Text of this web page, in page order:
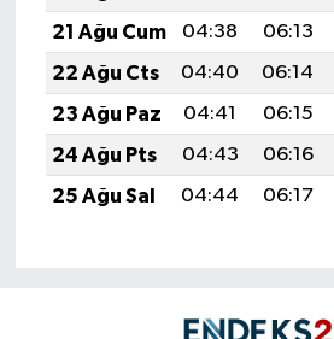
21 Ağu Cum
04:38 06:13
22 Ağu Cts
04:40 06:14
23 Ağu Paz
04:41 06:15
24 Ağu Pts
04:43 06:16
25 Ağu Sal
04:44 06:17